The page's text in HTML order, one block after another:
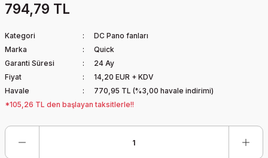
794,79 TL
Kategori
DC Pano fanları
Marka
Quick
Garanti Süresi
24 Ay
Fiyat
14,20 EUR + KDV
Havale
770,95 TL (%3,00 havale indirimi)
*105,26 TL den başlayan taksitlerle!!